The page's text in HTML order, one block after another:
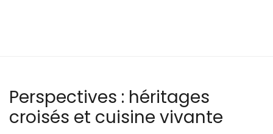
Perspectives : héritages
croisés et cuisine vivante